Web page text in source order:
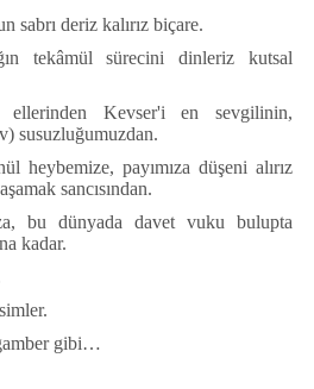
sabrı deriz kalırız biçare.
tekâmül sürecini dinleriz kutsal
ellerinden Kevser'i en sevgilinin,
susuzluğumuzdan.
ül heybemize, payımıza düşeni alırız
sancısından.
bu dünyada davet vuku bulupta
kadar.
gibi…